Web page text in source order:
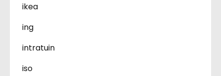
ikea
ing
intratuin
iso